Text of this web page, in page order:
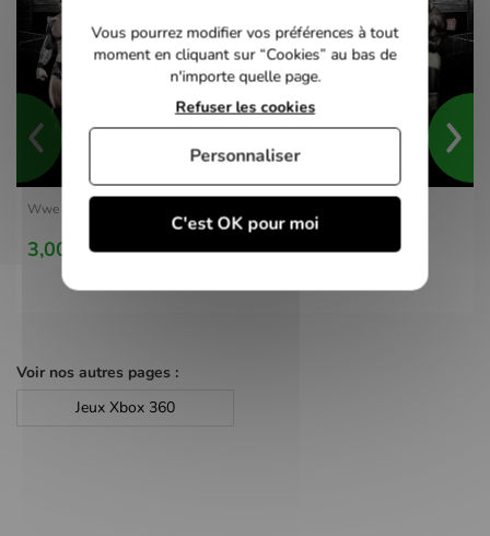
Wwe Smackdown vs Raw 2010 - Xbox 360
3,00 €
Voir nos autres pages :
Jeux Xbox 360
Vous pourrez modifier vos préférences à tout
moment en cliquant sur “Cookies” au bas de
n'importe quelle page.
C'est OK pour moi
Refuser les cookies
Personnaliser